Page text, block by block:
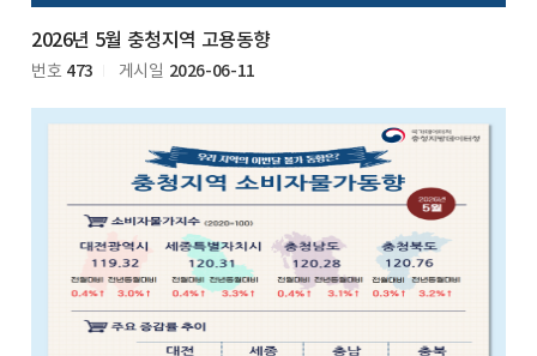
2026년 5월 충청지역 고용동향
번호 473 게시일 2026-06-11